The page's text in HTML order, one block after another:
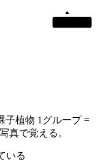
子植物 1グループ =
真で覚える。
いる